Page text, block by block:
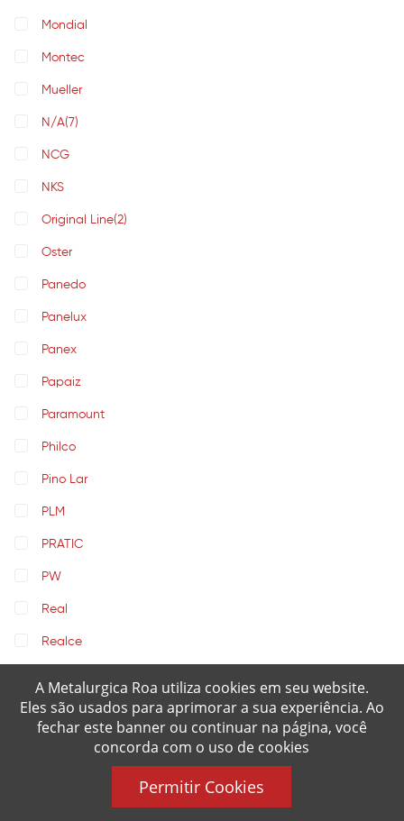
Mondial
Montec
Mueller
N/A(7)
NCG
NKS
Original Line(2)
Oster
Panedo
Panelux
Panex
Papaiz
Paramount
Philco
Pino Lar
PLM
PRATIC
PW
Real
Realce
ROA(10)
A Metalurgica Roa utiliza cookies em seu website.
Eles são usados para aprimorar a sua experiência. Ao
fechar este banner ou continuar na página, você
concorda com o uso de cookies
Permitir Cookies